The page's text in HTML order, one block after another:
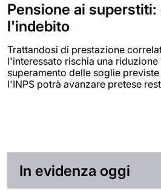
Pensione ai superstiti:
l'indebito
Trattandosi di prestazione
l'interessato rischia una riduzione
superamento delle soglie
l'INPS potrà avanzare pretese
In evidenza oggi